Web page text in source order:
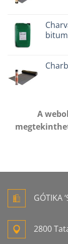
A
GÓTIKA
2800